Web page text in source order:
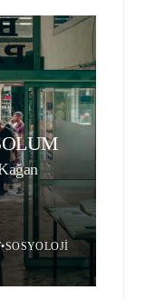
•SOSYOLOJI